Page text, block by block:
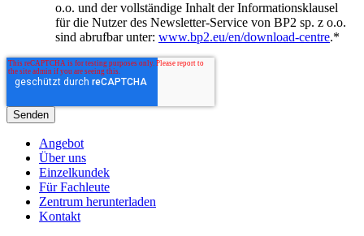
o.o. und der vollständige Inhalt der Informationsklausel
für die Nutzer des Newsletter-Service von BP2 sp. z o.o.
sind abrufbar unter: www.bp2.eu/en/download-centre.*
Angebot
Über uns
Einzelkundek
Für Fachleute
Zentrum herunterladen
Kontakt